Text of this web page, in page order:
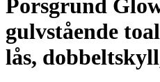
Porsgrund
gulvstående
lås,